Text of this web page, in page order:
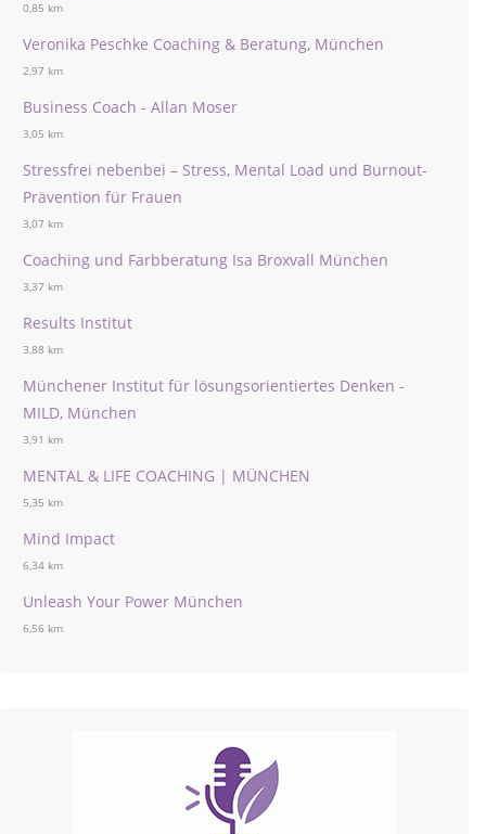
0,85 km
Veronika Peschke Coaching & Beratung, München
2,97 km
Business Coach - Allan Moser
3,05 km
Stressfrei nebenbei – Stress, Mental Load und Burnout-
Prävention für Frauen
3,07 km
Coaching und Farbberatung Isa Broxvall München
3,37 km
Results Institut
3,88 km
Münchener Institut für lösungsorientiertes Denken -
MILD, München
3,91 km
MENTAL & LIFE COACHING | MÜNCHEN
5,35 km
Mind Impact
6,34 km
Unleash Your Power München
6,56 km